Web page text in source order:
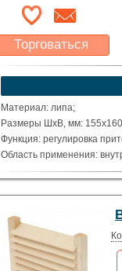
Торговаться
Какая цена Вас
устроит?
Материал: липа;
Размеры ШхВ, мм:
Функция: регулировка
Область применения:
Механизм: вращательный.